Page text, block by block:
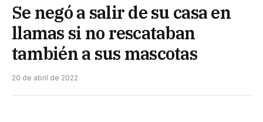
Se negó a salir de su casa en
llamas si no rescataban
también a sus mascotas
20 de abril de 2022